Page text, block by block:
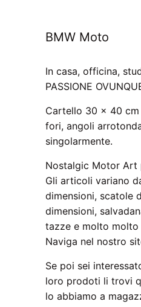
BMW Moto
In casa, officina,
PASSIONE
Cartello 30 x 40
fori, angoli
singolarmente.
Nostalgic Motor Art
Gli articoli variano
dimensioni, scatole
dimensioni,
tazze e molto molto
Naviga nel nostro
Se poi sei
loro prodoti li trovi
lo abbiamo a